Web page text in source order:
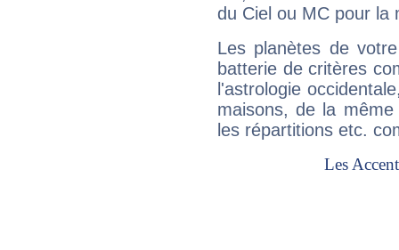
du Ciel ou MC pour la
Les planètes de
batterie de critères
l'astrologie
maisons, de la
les répartitions etc.